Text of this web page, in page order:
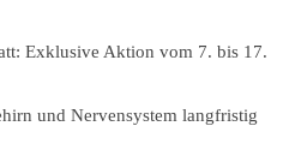
Exklusive Aktion vom 7. bis 17.
und Nervensystem langfristig